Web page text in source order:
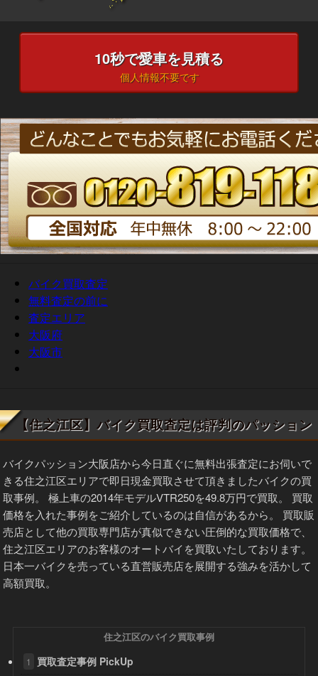
10秒で愛車を見積る
個人情報不要です
バイク買取査定
無料査定の前に
査定エリア
大阪府
大阪市
【住之江区】バイク買取査定は評判のパッション
バイクパッション大阪店から今日直ぐに無料出張査定にお伺いで
きる住之江区エリアで即日現金買取させて頂きましたバイクの買
取事例。 極上車の2014年モデルVTR250を49.8万円で買取。 買取
価格を入れた事例をご紹介しているのは自信があるから。 買取販
売店として他の買取専門店が真似できない圧倒的な買取価格で、
住之江区エリアのお客様のオートバイを買取いたしております。
日本一バイクを売っている直営販売店を展開する強みを活かして
高額買取。
住之江区のバイク買取事例
1 買取査定事例 PickUp